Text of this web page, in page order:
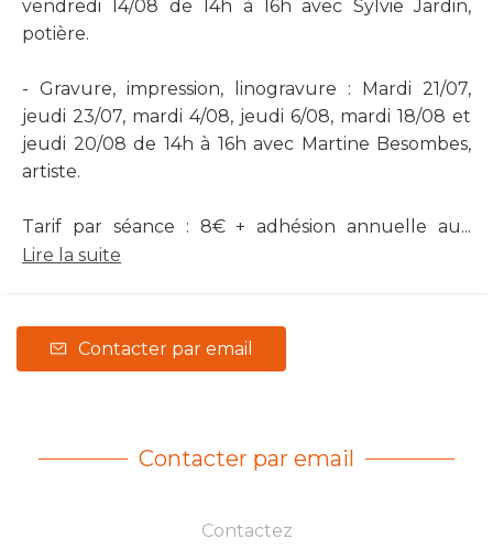
vendredi 14/08 de 14h à 16h avec Sylvie Jardin,
potière.
- Gravure, impression, linogravure : Mardi 21/07,
jeudi 23/07, mardi 4/08, jeudi 6/08, mardi 18/08 et
jeudi 20/08 de 14h à 16h avec Martine Besombes,
artiste.
Tarif par séance : 8€ + adhésion annuelle au...
Lire la suite
Contacter par email
Contacter par email
Contactez